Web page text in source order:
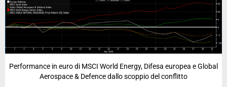
Performance in euro di MSCI World Energy, Difesa europea e Global
Aerospace & Defence dallo scoppio del conflitto